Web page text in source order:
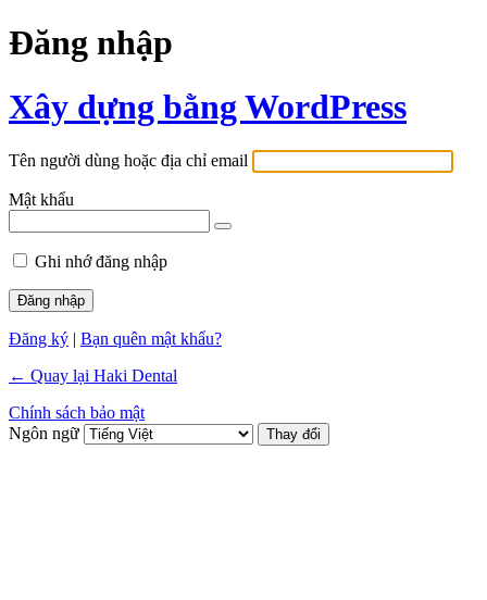
Đăng nhập
Xây dựng bằng WordPress
Tên người dùng hoặc địa chỉ email
Mật khẩu
Ghi nhớ đăng nhập
Đăng ký | Bạn quên mật khẩu?
← Quay lại Haki Dental
Chính sách bảo mật
Ngôn ngữ